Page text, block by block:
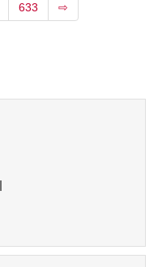
633 ⇨